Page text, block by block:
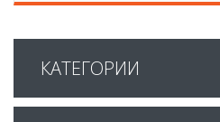
КАТЕГОРИИ